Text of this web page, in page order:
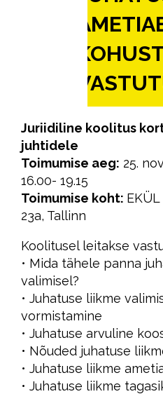
Juriidiline koolitus
juhtidele
Toimumise aeg: 25.
16.00- 19.15
Toimumise koht:
23a, Tallinn
Koolitusel leitakse
• Mida tähele panna
valimisel?
• Juhatuse liikme
vormistamine
• Juhatuse arvuline
• Nõuded juhatuse
• Juhatuse liikme
• Juhatuse liikme